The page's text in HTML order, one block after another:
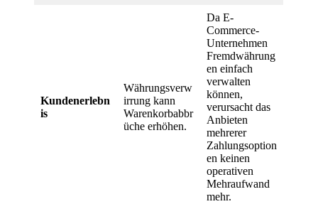
Kundenerlebn
is
Währungsverw
irrung kann
Warenkorbabbr
üche erhöhen.
Da E-
Commerce-
Unternehmen
Fremdwährung
en einfach
verwalten
können,
verursacht das
Anbieten
mehrerer
Zahlungsoption
en keinen
operativen
Mehraufwand
mehr.